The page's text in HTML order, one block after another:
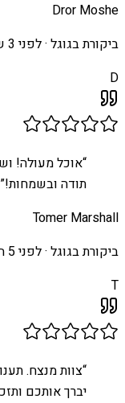
Dror Moshe
ביקורת בגוגל ·לפני 3 שנים
D
“אוכל מעולה!
תודה ובשמחות!”
Tomer Marshall
ביקורת בגוגל ·לפני 5 חודשים
T
“צוות מנצח.
יברך אותכם